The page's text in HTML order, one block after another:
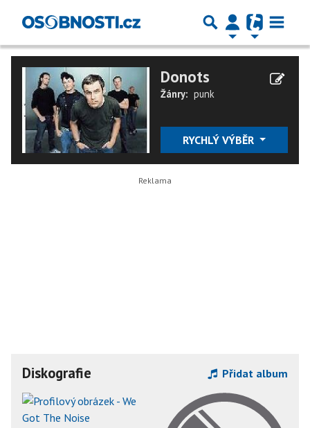
Donots
Žánry: punk
RYCHLÝ VÝBĚR
Diskografie Přidat album